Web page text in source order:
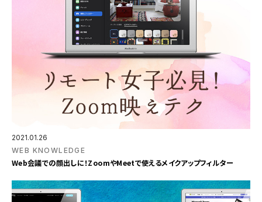
2021.01.26
WEB KNOWLEDGE
Web会議での顔出しに！ZoomやMeetで使えるメイクアップフィルター